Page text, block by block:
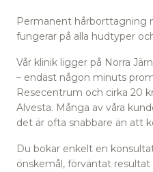
Permanent hårborttagning
fungerar på alla hudtyper
Vår klinik ligger på Norra
– endast någon minuts
Resecentrum och cirka 20
Alvesta. Många av våra
det är ofta snabbare än att
Du bokar enkelt en
önskemål, förväntat resultat